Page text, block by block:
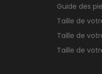
Guide des
Taille de
Taille de
Taille de